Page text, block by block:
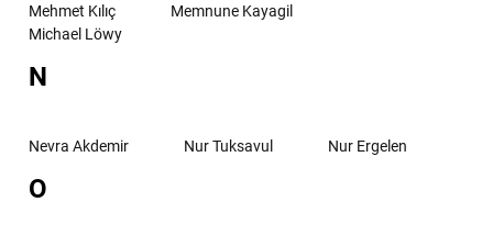
Mehmet Kılıç
Memnune Kayagil
Michael Löwy
N
Nevra Akdemir Nur Tuksavul Nur Ergelen
O